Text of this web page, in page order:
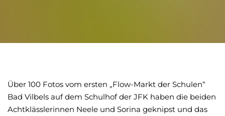
Über 100 Fotos vom ersten „Flow-Markt der Schulen“
Bad Vilbels auf dem Schulhof der JFK haben die beiden
Achtklässlerinnen Neele und Sorina geknipst und das